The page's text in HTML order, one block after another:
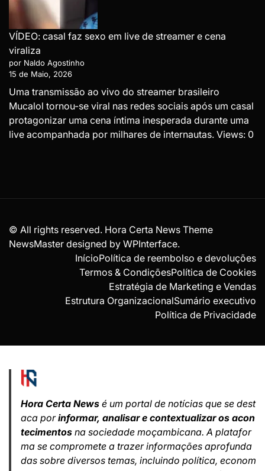
VÍDEO: casal faz sexo em live de streamer e cena
viraliza
por Naldo Agostinho
15 de Maio, 2026
Uma transmissão ao vivo do streamer brasileiro
Mucalol tornou-se viral nas redes sociais após um casal
protagonizar uma cena íntima inesperada durante uma
live acompanhada por milhares de internautas. Views: 0
© All rights reserved. Hora Certa News Theme
NewsMaster designed by WPInterface.
InícioPolítica de reembolso e devoluções
Termos & CondiçõesPolítica de Cookies
Estratégia de Marketing e Vendas
Estrutura OrganizacionalSumário executivo
Política de Privacidade
Hora Certa News é um portal de notícias que se dest
aca porinformar, analisar e contextualizar os acon
tecimentos na sociedade moçambicana. A platafor
ma se compromete a trazer informações aprofunda
das sobre diversos temas, incluindo política, econom